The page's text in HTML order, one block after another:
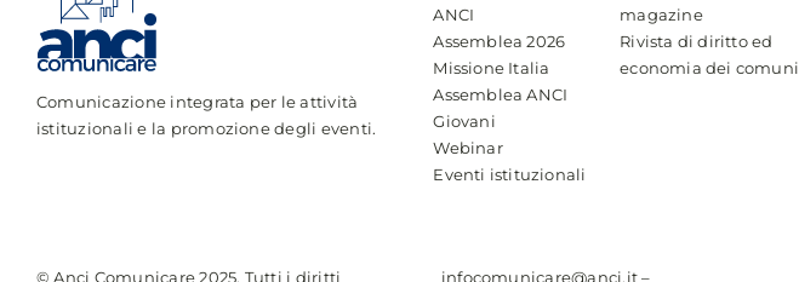
Comunicazione integrata per le attività
istituzionali e la promozione degli eventi.
ANCI
Assemblea 2026
Missione Italia
Assemblea ANCI
Giovani
Webinar
Eventi istituzionali
magazine
Rivista di diritto ed
economia dei comuni
© Anci Comunicare 2025. Tutti i diritti infocomunicare@anci.it–